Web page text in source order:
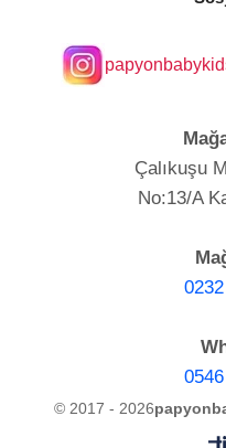
Çalıkuşu
No:13/A
© 2017 - 2026